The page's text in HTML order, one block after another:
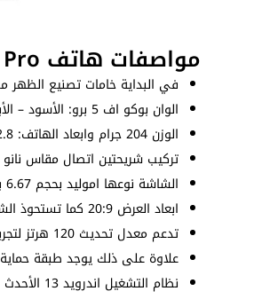
مواصفات هاتف Xiaomi Poco F5 Pro
في البداية خامات تصنيع الظهر
الوان بوكو اف 5 برو: الأسود – الأبيض.
الوزن 204 جرام وابعاد الهاتف: 162.8 للطول – 75.4 للعرض – 8.6 للسُمك (ملم).
تركيب شريحتين اتصال مقاس
الشاشة نوعها اموليد بحجم 6.67 بوصة والدقة 1440X3200 بيكسل بكثافة بيكسلات 526 بيكسل لكل بوصة.
ابعاد العرض 20:9 كما تستحوذ الشاشة على حوالي 88% من الواجهة الامامية.
تدعم معدل تحديث 120 هرتز لتجربة أكثر سلاسة كما تدعم تقنيات HDR10+ و دولبي فيجن.
علاوة على ذلك يوجد طبقة
نظام التشغيل اندرويد 13 الأحدث وقت صدور الهاتف بينما واجهة المستخدم MIUI 14.